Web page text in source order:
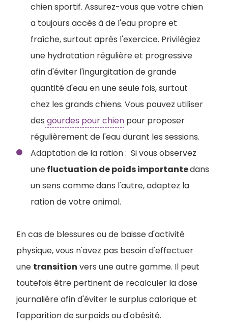
chien sportif. Assurez-vous que votre chien
a toujours accès à de l'eau propre et
fraîche, surtout après l'exercice. Privilégiez
une hydratation régulière et progressive
afin d'éviter l'ingurgitation de grande
quantité d'eau en une seule fois, surtout
chez les grands chiens. Vous pouvez utiliser
des gourdes pour chien pour proposer
régulièrement de l'eau durant les sessions.
Adaptation de la ration : Si vous observez
unefluctuation de poids importantedans
un sens comme dans l'autre, adaptez la
ration de votre animal.
En cas de blessures ou de baisse d'activité
physique, vous n'avez pas besoin d'effectuer
une transition vers une autre gamme. Il peut
toutefois être pertinent de recalculer la dose
journalière afin d'éviter le surplus calorique et
l'apparition de surpoids ou d'obésité.